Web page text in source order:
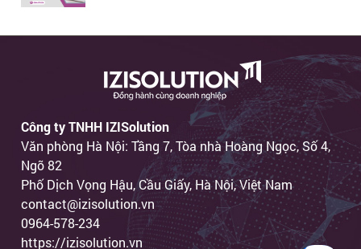
Công ty TNHH IZISolution
Văn phòng Hà Nội: Tầng 7, Tòa nhà Hoàng Ngọc, Số 4,
Ngõ 82
Phố Dịch Vọng Hậu, Cầu Giấy, Hà Nội, Việt Nam
contact@izisolution.vn
0964-578-234
https://izisolution.vn